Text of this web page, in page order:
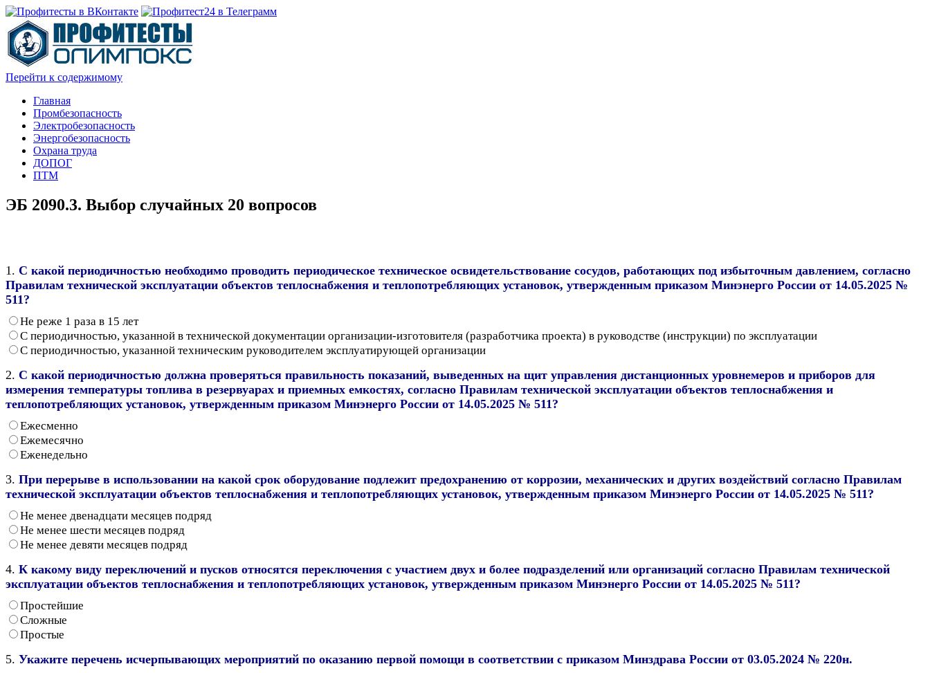
Перейти к содержимому
Главная
Промбезопасность
Электробезопасность
Энергобезопасность
Охрана труда
ДОПОГ
ПТМ
ЭБ 2090.3. Выбор случайных 20 вопросов
1. С какой периодичностью необходимо проводить периодическое техническое освидетельствование сосудов, работающих под избыточным давлением, согласно
Правилам технической эксплуатации объектов теплоснабжения и теплопотребляющих установок, утвержденным приказом Минэнерго России от 14.05.2025 №
511?
Не реже 1 раза в 15 лет
С периодичностью, указанной в технической документации организации-изготовителя (разработчика проекта) в руководстве (инструкции) по эксплуатации
С периодичностью, указанной техническим руководителем эксплуатирующей организации
2. С какой периодичностью должна проверяться правильность показаний, выведенных на щит управления дистанционных уровнемеров и приборов для
измерения температуры топлива в резервуарах и приемных емкостях, согласно Правилам технической эксплуатации объектов теплоснабжения и
теплопотребляющих установок, утвержденным приказом Минэнерго России от 14.05.2025 № 511?
Ежесменно
Ежемесячно
Еженедельно
3. При перерыве в использовании на какой срок оборудование подлежит предохранению от коррозии, механических и других воздействий согласно Правилам
технической эксплуатации объектов теплоснабжения и теплопотребляющих установок, утвержденным приказом Минэнерго России от 14.05.2025 № 511?
Не менее двенадцати месяцев подряд
Не менее шести месяцев подряд
Не менее девяти месяцев подряд
4. К какому виду переключений и пусков относятся переключения с участием двух и более подразделений или организаций согласно Правилам технической
эксплуатации объектов теплоснабжения и теплопотребляющих установок, утвержденным приказом Минэнерго России от 14.05.2025 № 511?
Простейшие
Сложные
Простые
5. Укажите перечень исчерпывающих мероприятий по оказанию первой помощи в соответствии с приказом Минздрава России от 03.05.2024 № 220н.